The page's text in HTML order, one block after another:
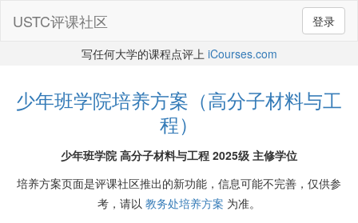
登录
USTC评课社区
写任何大学的课程点评上 iCourses.com
少年班学院培养方案（高分子材料与工
程）
少年班学院 高分子材料与工程 2025级 主修学位
培养方案页面是评课社区推出的新功能，信息可能不完善，仅供参
考，请以 教务处培养方案 为准。